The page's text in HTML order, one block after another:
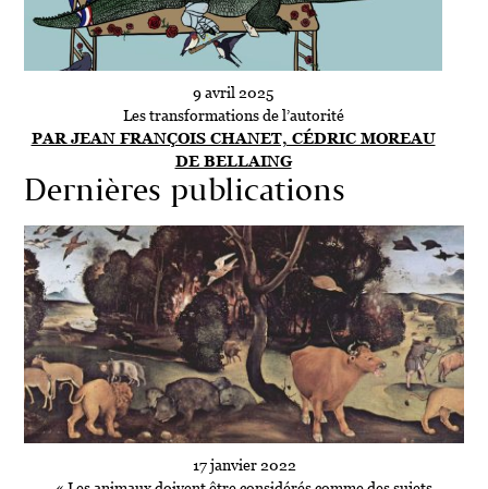
9 avril 2025
Les transformations de l’autorité
PAR JEAN FRANÇOIS CHANET, CÉDRIC MOREAU
DE BELLAING
Dernières publications
17 janvier 2022